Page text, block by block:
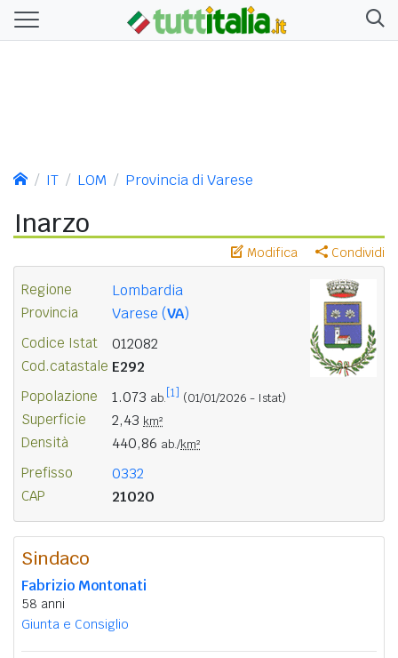
IT LOM Provincia di Varese
Inarzo
Modifica Condividi
Regione Lombardia
Provincia Varese (VA)
Codice Istat 012082
Cod.catastale E292
Popolazione 1.073 ab. [1] (01/01/2026 - Istat)
Superficie 2,43 km²
Densità 440,86 ab./km²
Prefisso 0332
CAP 21020
Sindaco
Fabrizio Montonati
58 anni
Giunta e Consiglio